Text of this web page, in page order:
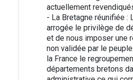
actuellement
- La Bretagne réunifiée :
arrogée le privilège de
et de nous imposer une
non validée par le
la France le
départements bretons